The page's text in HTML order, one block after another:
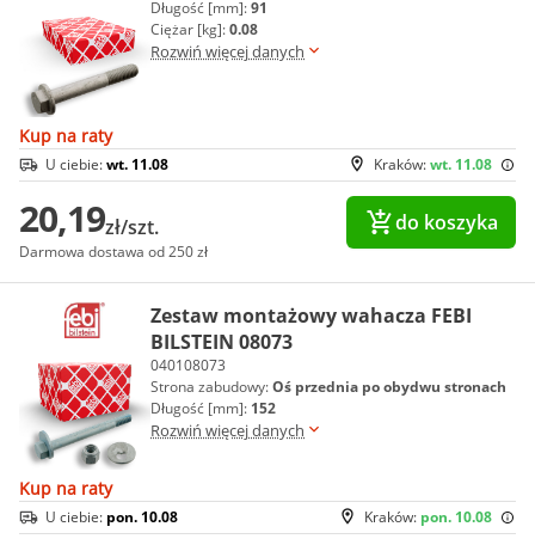
Długość [mm]:91
Ciężar [kg]:0.08
Rozwiń więcej danych
Kup na raty
Kraków:wt. 11.08
U ciebie:wt. 11.08
20,19zł/szt.
Darmowa dostawa od 250 zł
do koszyka
Zestaw montażowy wahacza FEBI
BILSTEIN 08073
040108073
Strona zabudowy:Oś przednia po obydwu stronach
Długość [mm]: 152
Rozwiń więcej danych
Kup na raty
Kraków: pon. 10.08
U ciebie: pon. 10.08